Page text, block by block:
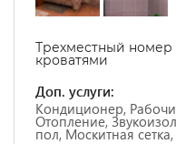
Трехместный номер
кроватями
Доп. услуги:
Кондиционер,
Отопление,
пол, Москитная